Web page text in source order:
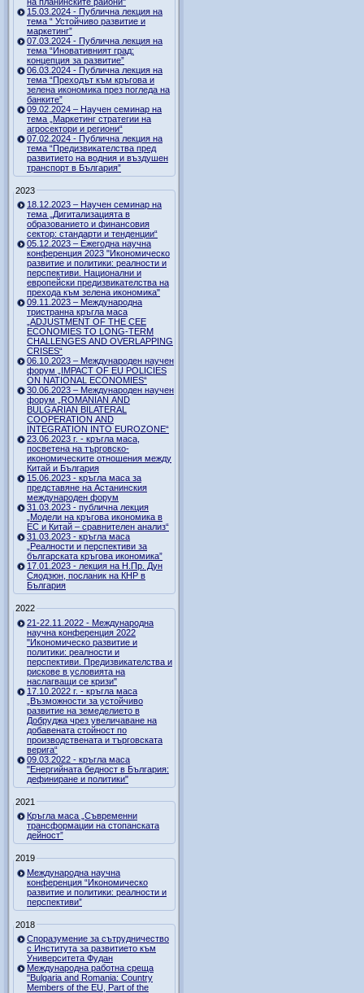
15.03.2024 - Публична лекция на
тема “ Устойчиво развитие и
маркетинг”
07.03.2024 - Публична лекция на
тема “Иновативният град:
концепция за развитие”
06.03.2024 - Публична лекция на
тема “Преходът към кръгова и
зелена икономика през погледа на
банките”
09.02.2024 – Научен семинар на
тема „Маркетинг стратегии на
агросектори и региони“
07.02.2024 - Публична лекция на
тема “Предизвикателства пред
развитието на водния и въздушен
транспорт в България”
2023
18.12.2023 – Научен семинар на
тема „Дигитализацията в
образованието и финансовия
сектор: стандарти и тенденции“
05.12.2023 – Ежегодна научна
конференция 2023 "Икономическо
развитие и политики: реалности и
перспективи. Национални и
европейски предизвикателства на
прехода към зелена икономика"
09.11.2023 – Международна
тристранна кръгла маса
„ADJUSTMENT OF THE CEE
ECONOMIES TO LONG-TERM
CHALLENGES AND OVERLAPPING
CRISES“
06.10.2023 – Международен научен
форум „IMPACT OF EU POLICIES
ON NATIONAL ECONOMIES“
30.06.2023 – Международен научен
форум „ROMANIAN AND
BULGARIAN BILATERAL
COOPERATION AND
INTEGRATION INTO EUROZONE“
23.06.2023 г. - кръгла маса,
посветена на търговско-
икономическите отношения между
Китай и България
15.06.2023 - кръгла маса за
представяне на Астанинския
международен форум
31.03.2023 - публична лекция
„Модели на кръгова икономика в
ЕС и Китай – сравнителен анализ“
31.03.2023 - кръгла маса
„Реалности и перспективи за
българската кръгова икономика”
17.01.2023 - лекция на Н.Пр. Дун
Сяодзюн, посланик на КНР в
България
2022
21-22.11.2022 - Международна
научна конференция 2022
"Икономическо развитие и
политики: реалности и
перспективи. Предизвикателства и
рискове в условията на
наслагващи се кризи"
17.10.2022 г. - кръгла маса
„Възможности за устойчиво
развитие на земеделието в
Добруджа чрез увеличаване на
добавената стойност по
производствената и търговската
верига“
09.03.2022 - кръгла маса
"Енергийната бедност в България:
дефиниране и политики"
2021
Кръгла маса „Съвременни
трансформации на стопанската
дейност”
2019
Международна научна
конференция “Икономическо
развитие и политики: реалности и
перспективи”
2018
Споразумение за сътрудничество
с Института за развитието към
Университета Фудан
Международна работна среща
"Bulgaria and Romania: Country
Members of the EU, Part of the